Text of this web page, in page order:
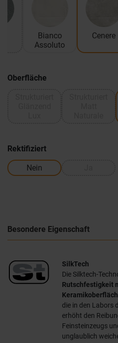
Bianco
Assoluto
Cenere
Oberfläche
Rektifiziert
Nein
Besondere Eigenschaft
SilkTech
Die Silktech-
Rutschfestigkeit
die in den Labors
erhöht den
Feinsteinzeugs
unglaublich